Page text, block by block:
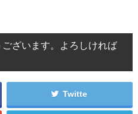
ざいます。よろしければ
Twitte